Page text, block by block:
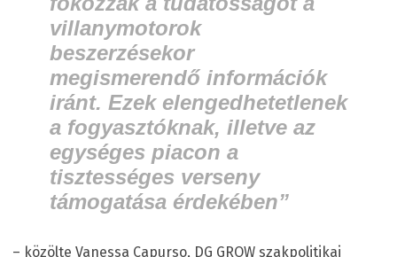
villanymotorok
beszerzésekor
megismerendő információk
iránt. Ezek elengedhetetlenek
a fogyasztóknak, illetve az
egységes piacon a
tisztességes verseny
támogatása érdekében”
– közölte Vanessa Capurso, DG GROW szakpolitikai